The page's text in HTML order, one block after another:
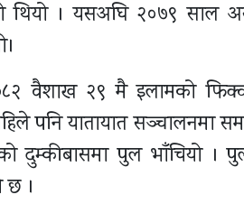
थियो । यसअघि २०७९ साल
वैशाख २९ मै इलामको
पनि यातायात सञ्चालनमा
दुम्कीबासमा पुल भाँचियो ।
छ ।